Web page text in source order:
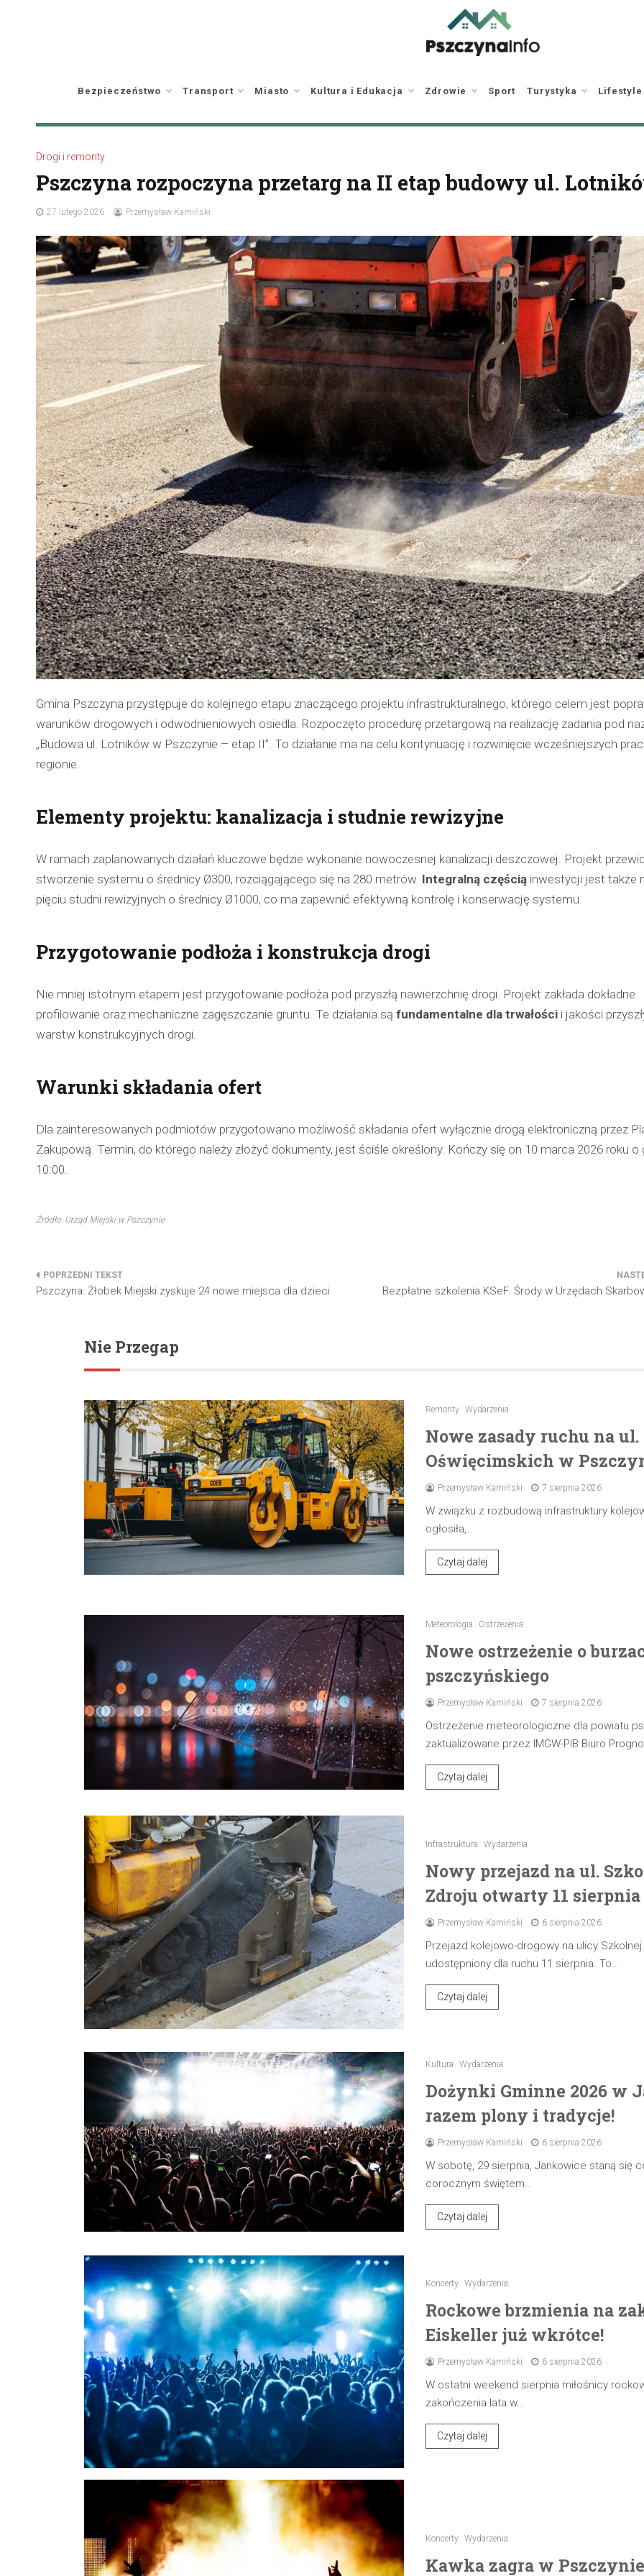
Bezpieczeństwo Transport Miasto Kultura i Edukacja Zdrowie Sport Turystyka Lifestyle
Drogi i remonty
Pszczyna rozpoczyna przetarg na II etap budowy ul.
27 lutego 2026 Przemysław Kamiński
Gmina Pszczyna przystępuje do kolejnego etapu znaczącego projektu infrastrukturalnego, którego celem jest
warunków drogowych i odwodnieniowych osiedla. Rozpoczęto procedurę przetargową na realizację zadania pod
„Budowa ul. Lotników w Pszczynie – etap II”. To działanie ma na celu kontynuację i rozwinięcie wcześniejszych
regionie.
Elementy projektu: kanalizacja i studnie rewizyjne
W ramach zaplanowanych działań kluczowe będzie wykonanie nowoczesnej kanalizacji deszczowej. Projekt
stworzenie systemu o średnicy Ø300, rozciągającego się na 280 metrów. Integralną częścią inwestycji jest także
pięciu studni rewizyjnych o średnicy Ø1000, co ma zapewnić efektywną kontrolę i konserwację systemu.
Przygotowanie podłoża i konstrukcja drogi
Nie mniej istotnym etapem jest przygotowanie podłoża pod przyszłą nawierzchnię drogi. Projekt zakłada dokładne
profilowanie oraz mechaniczne zagęszczanie gruntu. Te działania są fundamentalne dla trwałości i jakości
warstw konstrukcyjnych drogi.
Warunki składania ofert
Dla zainteresowanych podmiotów przygotowano możliwość składania ofert wyłącznie drogą elektroniczną przez
Zakupową. Termin, do którego należy złożyć dokumenty, jest ściśle określony. Kończy się on 10 marca 2026 roku o
10:00.
Źródło: Urząd Miejski w Pszczynie
Nawigacja
Pszczyna: Żłobek Miejski zyskuje 24 nowe miejsca dla dzieci Bezpłatne szkolenia KSeF: Środy w Urzędach
Nie Przegap
Remonty Wydarzenia
Nowe zasady ruchu na
Oświęcimskich w
Przemysław Kamiński 7 sierpnia 2026
W związku z rozbudową infrastruktury
ogłosiła,…
Czytaj dalej
Meteorologia Ostrzeżenia
Nowe ostrzeżenie o
pszczyńskiego
Przemysław Kamiński 7 sierpnia 2026
Ostrzeżenie meteorologiczne dla powiatu
zaktualizowane przez IMGW-PIB Biuro
Czytaj dalej
Infrastruktura Wydarzenia
Nowy przejazd na ul.
Zdroju otwarty 11 sierpnia
Przemysław Kamiński 6 sierpnia 2026
Przejazd kolejowo-drogowy na ulicy
udostępniony dla ruchu 11 sierpnia. To…
Czytaj dalej
Kultura Wydarzenia
Dożynki Gminne 2026 w
razem plony i tradycje!
Przemysław Kamiński 6 sierpnia 2026
W sobotę, 29 sierpnia, Jankowice staną się
corocznym świętem…
Czytaj dalej
Koncerty Wydarzenia
Rockowe brzmienia na
Eiskeller już wkrótce!
Przemysław Kamiński 6 sierpnia 2026
W ostatni weekend sierpnia miłośnicy
zakończenia lata w…
Czytaj dalej
Koncerty Wydarzenia
Kawka zagra w